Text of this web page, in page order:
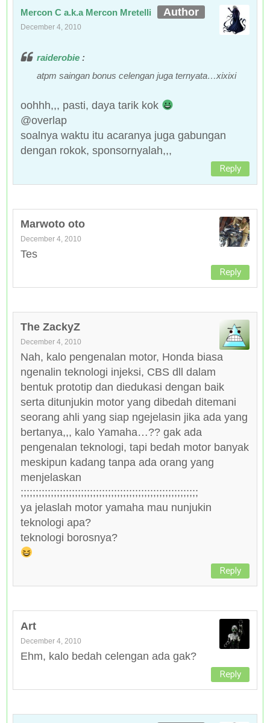
Mercon C a.k.a Mercon Mretelli
December 4, 2010
raiderobie:
atpm saingan bonus celengan juga ternyata…xixixi
oohhh,,, pasti, daya tarik kok
@overlap
soalnya waktu itu acaranya juga gabungan
dengan rokok, sponsornyalah,,,
Reply
Marwoto oto
December 4, 2010
Tes
Reply
The ZackyZ
December 4, 2010
Nah, kalo pengenalan motor, Honda biasa
ngenalin teknologi injeksi, CBS dll dalam
bentuk prototip dan diedukasi dengan baik
serta ditunjukin motor yang dibedah ditemani
seorang ahli yang siap ngejelasin jika ada yang
bertanya,,, kalo Yamaha…?? gak ada
pengenalan teknologi, tapi bedah motor banyak
meskipun kadang tanpa ada orang yang
menjelaskan
;;;;;;;;;;;;;;;;;;;;;;;;;;;;;;;;;;;;;;;;;;;;;;;;;;;;;;;;;;;
ya jelaslah motor yamaha mau nunjukin
teknologi apa?
teknologi borosnya?
Reply
Art
December 4, 2010
Ehm, kalo bedah celengan ada gak?
Reply